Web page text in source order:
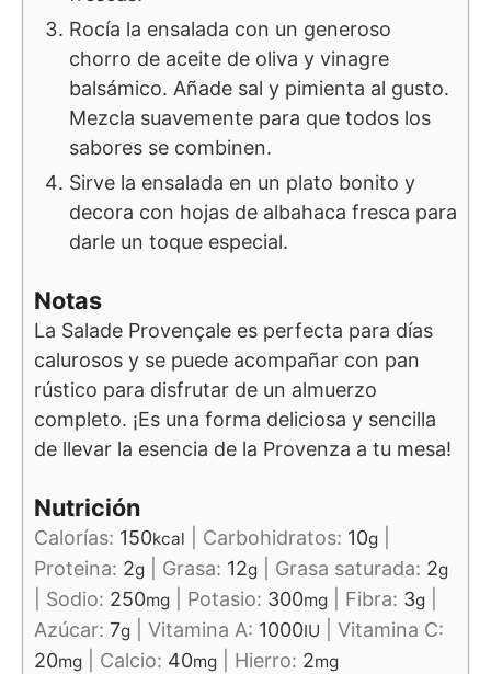
Rocía la ensalada con un generoso
chorro de aceite de oliva y vinagre
balsámico. Añade sal y pimienta al gusto.
Mezcla suavemente para que todos los
sabores se combinen.
Sirve la ensalada en un plato bonito y
decora con hojas de albahaca fresca para
darle un toque especial.
Notas
La Salade Provençale es perfecta para días
calurosos y se puede acompañar con pan
rústico para disfrutar de un almuerzo
completo. ¡Es una forma deliciosa y sencilla
de llevar la esencia de la Provenza a tu mesa!
Nutrición
Calorías: 150kcal Carbohidratos: 10g
Proteina: 2g Grasa: 12g Grasa saturada: 2g
Sodio: 250mg Potasio: 300mg Fibra: 3g
Azúcar: 7g Vitamina A: 1000IU
Vitamina C:
20mg Calcio: 40mg Hierro: 2mg